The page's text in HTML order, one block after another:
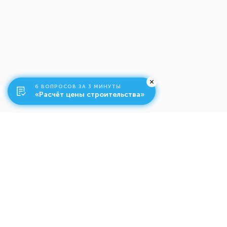
6 ВОПРОСОВ ЗА 3 МИНУТЫ
«Расчёт цены строительства»